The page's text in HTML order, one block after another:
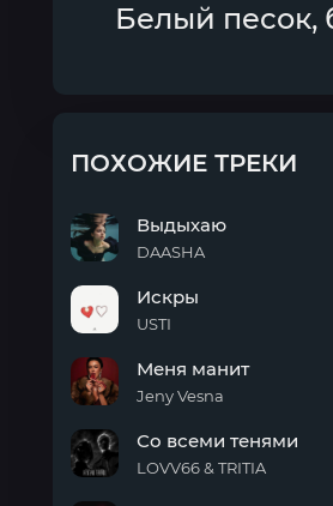
Белый песок,
ПОХОЖИЕ ТРЕКИ
Выдыхаю
DAASHA
Искры
USTI
манит
Меня манит
Jeny Vesna
Со всеми тенями
LOVV66 & TRITIA